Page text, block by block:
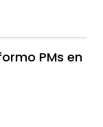
PMs en